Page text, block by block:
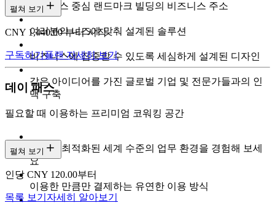
비즈니스 중심 랜드마크 빌딩의 비즈니스 주소
여러분의 니즈에 맞춰 설계된 솔루션
비즈니스에 집중할 수 있도록 세심하게 설계된 디자인
같은 아이디어를 가진 글로벌 기업 및 전문가들과의 인
맥 구축
펼쳐 보기
CNY 1,440.00 부터 시작
구독하기플랜 자세히 보기
데이 패스
필요할 때 이용하는 프리미엄 코워킹 공간
집중에 최적화된 세계 수준의 업무 환경을 경험해 보세
요
이용한 만큼만 결제하는 유연한 이용 방식
펼쳐 보기
인당 CNY 120.00부터
목록 보기 자세히 알아보기